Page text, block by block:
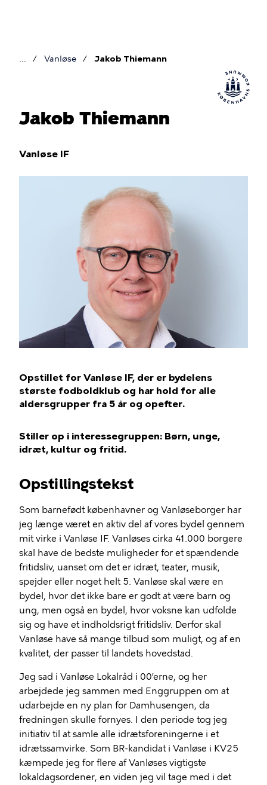
Vanløse Jakob Thiemann
Jakob Thiemann
Vanløse IF
Opstillet for Vanløse IF, der er bydelens
største fodboldklub og har hold for alle
aldersgrupper fra 5 år og opefter.
Stiller op i interessegruppen: Børn, unge,
idræt, kultur og fritid.
Opstillingstekst
Som barnefødt københavner og Vanløseborger har
jeg længe været en aktiv del af vores bydel gennem
mit virke i Vanløse IF. Vanløses cirka 41.000 borgere
skal have de bedste muligheder for et spændende
fritidsliv, uanset om det er idræt, teater, musik,
spejder eller noget helt 5. Vanløse skal være en
bydel, hvor det ikke bare er godt at være barn og
ung, men også en bydel, hvor voksne kan udfolde
sig og have et indholdsrigt fritidsliv. Derfor skal
Vanløse have så mange tilbud som muligt, og af en
kvalitet, der passer til landets hovedstad.
Jeg sad i Vanløse Lokalråd i 00’erne, og her
arbejdede jeg sammen med Enggruppen om at
udarbejde en ny plan for Damhusengen, da
fredningen skulle fornyes. I den periode tog jeg
initiativ til at samle alle idrætsforeningerne i et
idrætssamvirke. Som BR-kandidat i Vanløse i KV25
kæmpede jeg for flere af Vanløses vigtigste
lokaldagsordener, en viden jeg vil tage med i det